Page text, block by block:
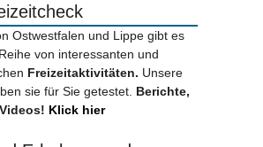
Ostwestfalen und Lippe gibt es
von interessanten und
Freizeitaktivitäten. Unsere
sie für Sie getestet. Berichte,
Klick hier